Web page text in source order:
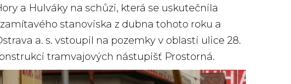
a Hulváky na schůzi, která se uskutečnila
stanoviska z dubna tohoto roku a
a. s. vstoupil na pozemky v oblasti ulice 28.
tramvajových nástupišť Prostorná.